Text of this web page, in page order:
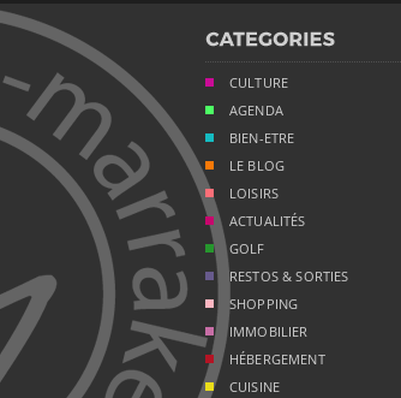
CULTURE
AGENDA
BIEN-ETRE
LE BLOG
LOISIRS
ACTUALITÉS
GOLF
RESTOS & SORTIES
SHOPPING
IMMOBILIER
HÉBERGEMENT
CUISINE